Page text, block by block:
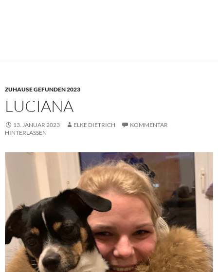
ZUHAUSE GEFUNDEN 2023
LUCIANA
13. JANUAR 2023 ELKE DIETRICH
KOMMENTAR
HINTERLASSEN